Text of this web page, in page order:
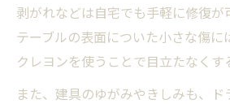
剥がれなどは自宅でも手軽に修復が
テーブルの表面についた小さな傷に
クレヨンを使うことで目立たなくす
また、建具のゆがみやきしみも、